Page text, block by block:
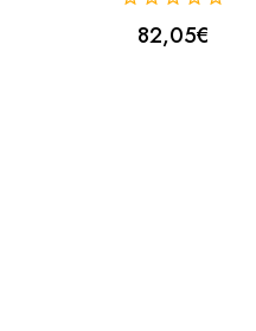
fuera
82,05€